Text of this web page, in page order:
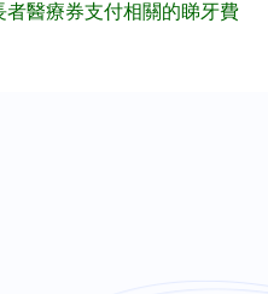
醫療券支付相關的睇牙費